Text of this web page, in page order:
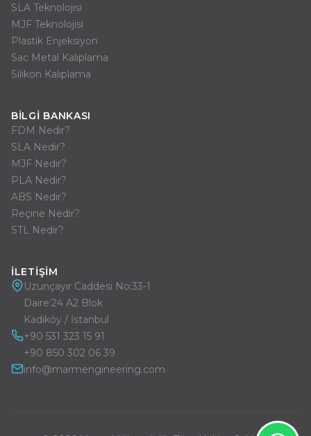
SLA Teknolojisi
MJF Teknolojisi
Plastik Enjeksiyon
Sac Metal Kalıplama
Silikon Kalıplama
BILGI BANKASI
FDM Nedir?
SLA Nedir?
MJF Nedir?
PLA Nedir?
ABS Nedir?
Reçine Nedir?
STL Nedir?
İLETIŞIM
Uzunçayır Caddesi No:33-1
Daire:24 A2 Blok
Kadıköy / İstanbul
+90 531 323 15 91
+90 850 302 06 39
info@marmengineering.com